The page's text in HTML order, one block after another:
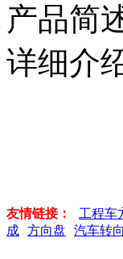
产品简
详细介
友情链接： 工程车
成 方向盘 汽车转